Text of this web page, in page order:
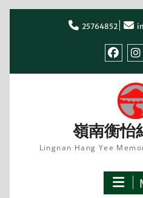
25764852
嶺南衡怡
Lingnan Hang Yee